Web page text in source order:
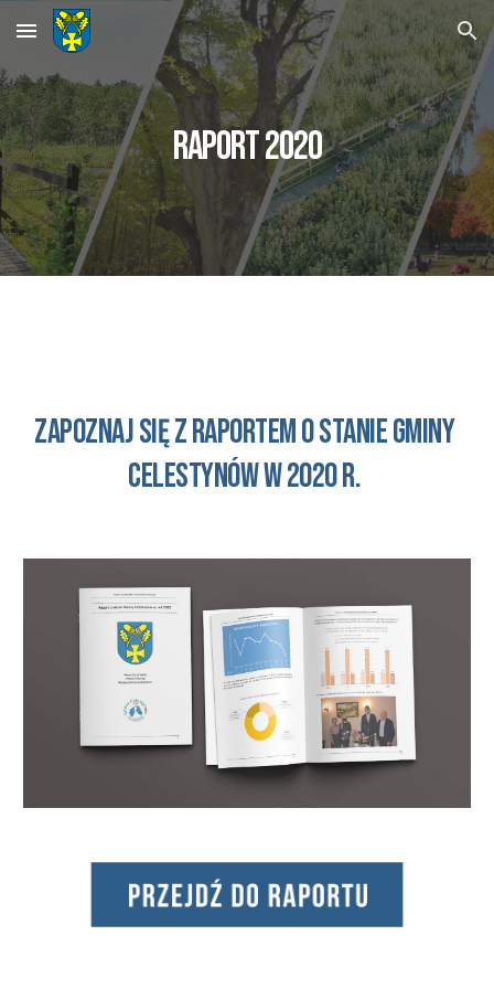
Skip to main content Skip to navigation
Raport 2020
Zapoznaj się z raportem o STANIE GMINY
Celestynów w 2020 r.